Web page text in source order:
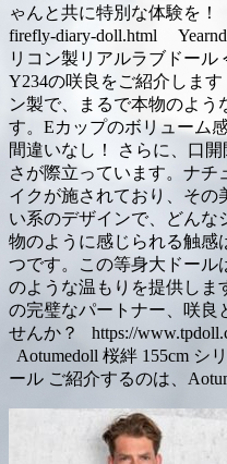
ゃんと共に特別な体験を！
firefly-diary-doll.html
リコン製リアルラブドール
Y234の咲良をご紹介しま
ン製で、まるで本物のよ
す。Eカップのボリューム
間違いなし！ さらに、口
さが際立っています。ナチ
イクが施されており、その
い系のデザインで、どんな
物のように感じられる触感
つです。この等身大ドール
のような温もりを提供しま
の完璧なパートナー、咲良
せんか？ https://
Aotumedoll 桜絆 155cm シ
ール ご紹介するのは、